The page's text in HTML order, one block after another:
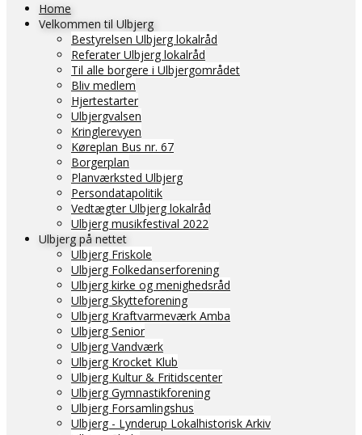
Home
Velkommen til Ulbjerg
Bestyrelsen Ulbjerg lokalråd
Referater Ulbjerg lokalråd
Til alle borgere i Ulbjergområdet
Bliv medlem
Hjertestarter
Ulbjergvalsen
Kringlerevyen
Køreplan Bus nr. 67
Borgerplan
Planværksted Ulbjerg
Persondatapolitik
Vedtægter Ulbjerg lokalråd
Ulbjerg musikfestival 2022
Ulbjerg på nettet
Ulbjerg Friskole
Ulbjerg Folkedanserforening
Ulbjerg kirke og menighedsråd
Ulbjerg Skytteforening
Ulbjerg Kraftvarmeværk Amba
Ulbjerg Senior
Ulbjerg Vandværk
Ulbjerg Krocket Klub
Ulbjerg Kultur & Fritidscenter
Ulbjerg Gymnastikforening
Ulbjerg Forsamlingshus
Ulbjerg - Lynderup Lokalhistorisk Arkiv